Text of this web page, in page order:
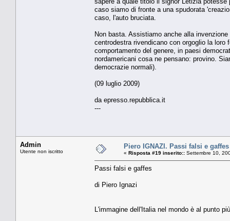
caso siamo di fronte a una spudorata
caso, l'auto bruciata.
Non basta. Assistiamo anche alla
centrodestra rivendicano con orgoglio la
comportamento del genere, in paesi
nordamericani cosa ne pensano: provino.
democrazie normali).
(09 luglio 2009)
da epresso.repubblica.it
---
Admin
Utente non iscritto
Piero IGNAZI. Passi falsi e gaffes
« Risposta #19 inserito:: Settembre 10,
Passi falsi e gaffes
di Piero Ignazi
L'immagine dell'Italia nel mondo è al punto